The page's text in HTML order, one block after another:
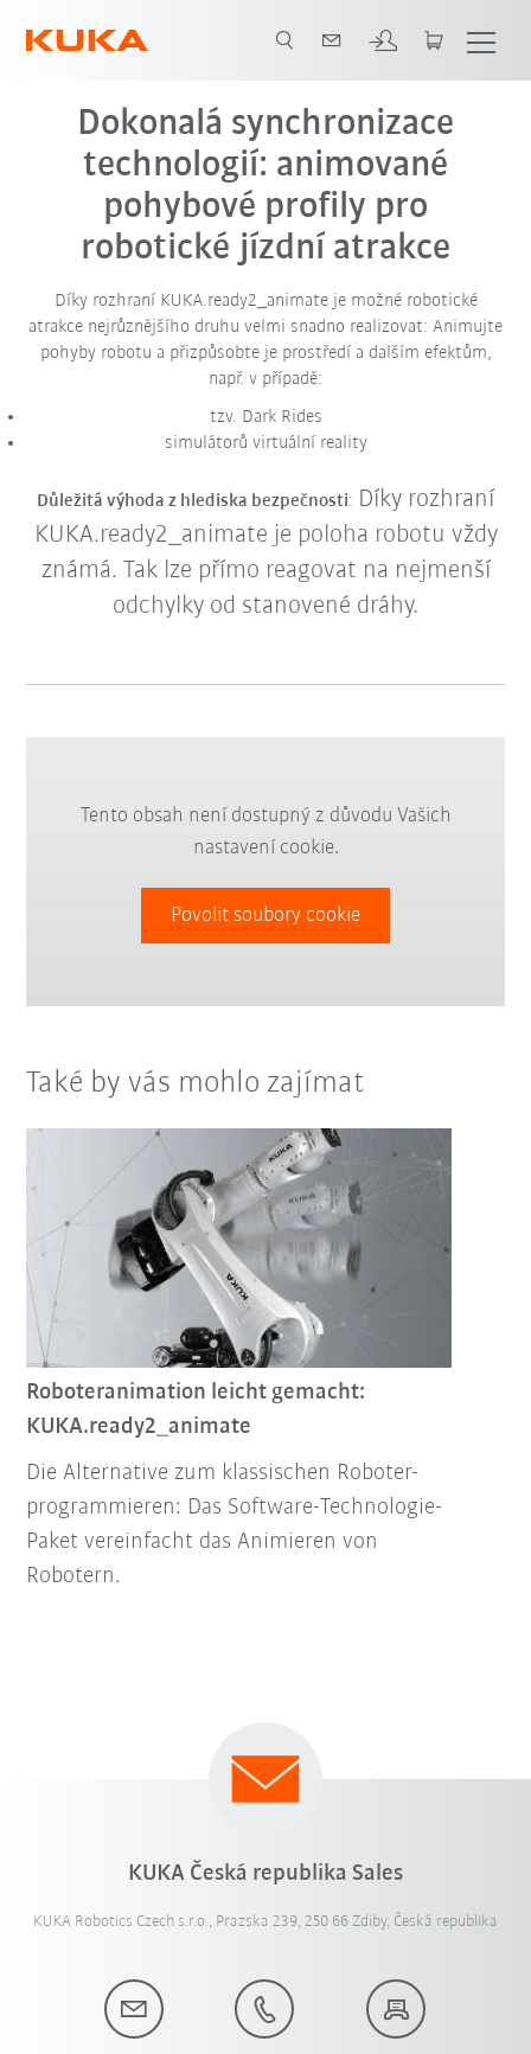
Dokonalá synchronizace
technologií: animované
pohybové profily pro
robotické jízdní atrakce
Díky rozhraní KUKA.ready2_animate je možné robotické
atrakce nejrůznějšího druhu velmi snadno realizovat: Animujte
pohyby robotu a přizpůsobte je prostředí a dalším efektům,
např. v případě:
tzv. Dark Rides
simulátorů virtuální reality
Důležitá výhoda z hlediska bezpečnosti: Díky rozhraní
KUKA.ready2_animate je poloha robotu vždy
známá. Tak lze přímo reagovat na nejmenší
odchylky od stanovené dráhy.
Tento obsah není dostupný z důvodu Vašich
nastavení cookie.
Povolit soubory cookie
Také by vás mohlo zajímat
Roboteranimation leicht gemacht:
KUKA.ready2_animate
Die Alternative zum klassischen Roboter-
programmieren: Das Software-Technologie-
Paket vereinfacht das Animieren von
Robotern.
KUKA Česká republika Sales
KUKA Robotics Czech s.r.o., Prazska 239, 250 66 Zdiby, Česká republika